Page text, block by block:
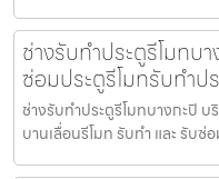
ช่างรับทำประตูรีโมทบ
ซ่อมประตูรีโมทรับทำป
ช่างรับทำประตูรีโมทบางกะปิ
บานเลื่อนรีโมท รับทำ และ รับ